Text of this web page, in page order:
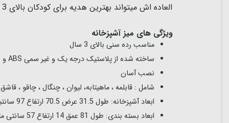
العاده اش میتواند بهترین هدیه برای کودکان بالای 3 سال باشد.
ویژگی های میز آشپزخانه
مناسب رده سنی بالای 3 سال
ساخته شده از پلاستیک درجه یک و غیر سمی ABS و رنگ های بهداشتی فاقد مواد شیمیایی BPA
نصب آسان
شامل : قابلمه ، ماهیتابه، لیوان ، چنگال ، چاقو
ابعاد آشپزخانه: طول 31.5 عرض 70.5 ارتفاع 97 سانتیمتر
ابعاد بسته بندی: طول 81 عمق 14 ارتفاع 57 سانتی متر